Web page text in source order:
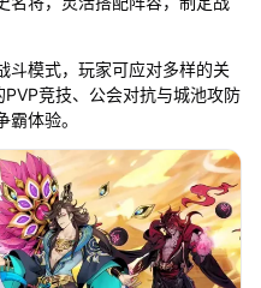
斗模式，玩家可应对多样的关
竞技、公会对抗与城池攻防
体验。